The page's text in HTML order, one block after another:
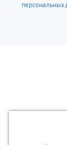
персональных